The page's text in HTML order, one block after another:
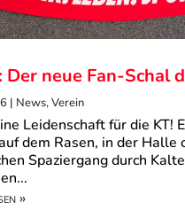
Der neue Fan-Schal
| News,Verein
Leidenschaft für die KT!
dem Rasen, in der Halle
Spaziergang durch
»